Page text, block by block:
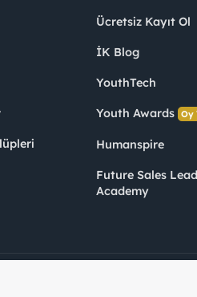
Ücretsiz Kayıt Ol
İK Blog
YouthTech
Youth Awards Oy
Humanspire
Future Sales
Academy